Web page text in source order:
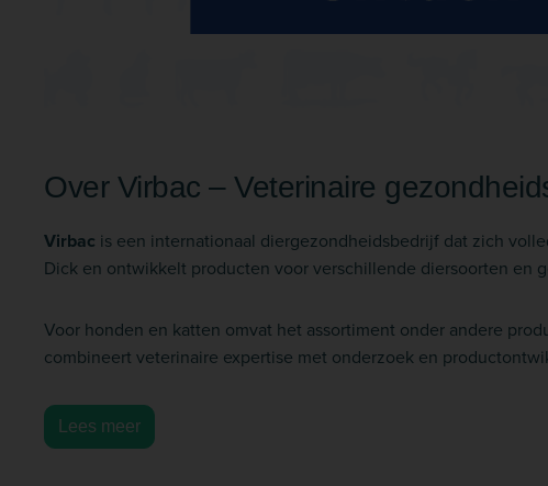
Over Virbac – Veterinaire
Virbac is een internationaal diergezondheidsbedrijf dat zich
Dick en ontwikkelt producten voor verschillende diersoorten en
Voor honden en katten omvat het assortiment onder andere
combineert veterinaire expertise met onderzoek en
Lees meer